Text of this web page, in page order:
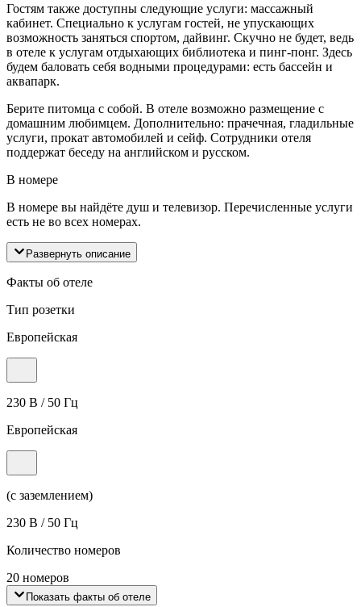
Гостям также доступны следующие услуги: массажный
кабинет. Специально к услугам гостей, не упускающих
возможность заняться спортом, дайвинг. Скучно не будет, ведь
в отеле к услугам отдыхающих библиотека и пинг-понг. Здесь
будем баловать себя водными процедурами: есть бассейн и
аквапарк.
Берите питомца с собой. В отеле возможно размещение с
домашним любимцем. Дополнительно: прачечная, гладильные
услуги, прокат автомобилей и сейф. Сотрудники отеля
поддержат беседу на английском и русском.
В номере
В номере вы найдёте душ и телевизор. Перечисленные услуги
есть не во всех номерах.
Развернуть описание
Факты об отеле
Тип розетки
Европейская
230 В / 50 Гц
Европейская
(с заземлением)
230 В / 50 Гц
Количество номеров
20 номеров
Показать факты об отеле